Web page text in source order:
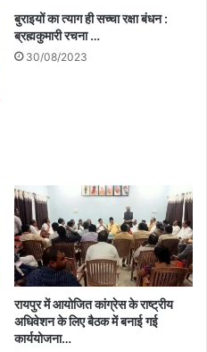
बुराइयों का त्याग ही सच्चा रक्षा बंधन :
ब्रह्मकुमारी रचना …
30/08/2023
रायपुर में आयोजित कांग्रेस के राष्ट्रीय
अधिवेशन के लिए बैठक में बनाई गई
कार्ययोजना…